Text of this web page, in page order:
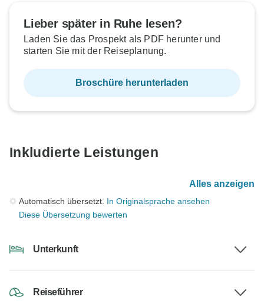
Lieber später in Ruhe lesen?
Laden Sie das Prospekt als PDF herunter und
starten Sie mit der Reiseplanung.
Broschüre herunterladen
Inkludierte Leistungen
Alles anzeigen
Automatisch übersetzt. In Originalsprache ansehen
Diese Übersetzung bewerten
Unterkunft
Reiseführer